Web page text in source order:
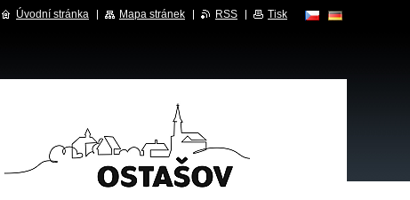
Úvodní stránka Mapa stránek RSS Tisk